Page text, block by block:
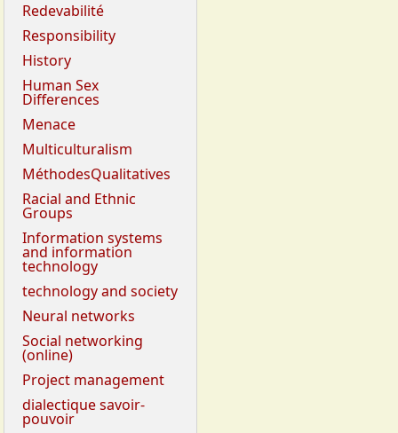
Redevabilité
Responsibility
History
Human Sex
Differences
Menace
Multiculturalism
MéthodesQualitatives
Racial and Ethnic
Groups
Information systems
and information
technology
technology and society
Neural networks
Social networking
(online)
Project management
dialectique savoir-
pouvoir